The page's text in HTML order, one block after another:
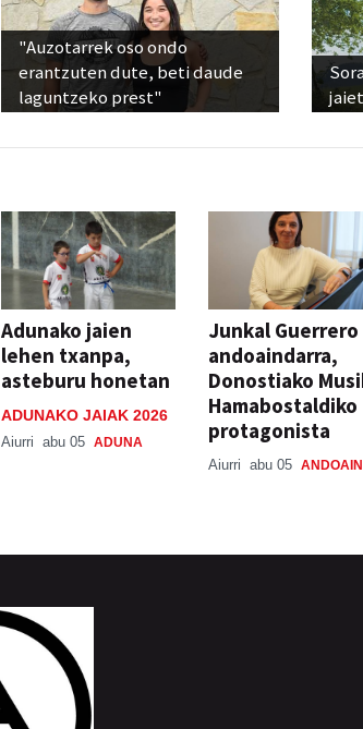
"Auzotarrek oso ondo
erantzuten dute, beti daude
laguntzeko prest"
Adunako jaien
lehen txanpa,
asteburu honetan
ADUNAKO JAIAK 2026
Aiurri abu 05 ADUNA
Junkal Guerrero
andoaindarra,
Donostiako
Hamabostaldiko
protagonista
Aiurri abu 05 ANDOAIN